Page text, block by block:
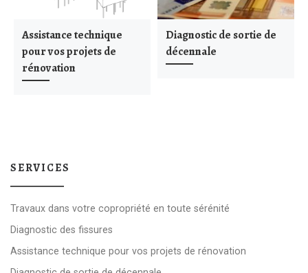
Assistance technique
pour vos projets de
rénovation
Diagnostic de sortie de
décennale
SERVICES
Travaux dans votre copropriété en toute sérénité
Diagnostic des fissures
Assistance technique pour vos projets de rénovation